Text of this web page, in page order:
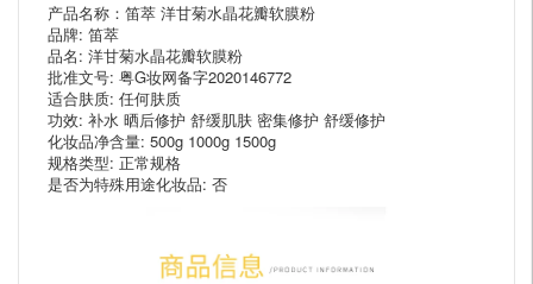
产品名称：笛萃 洋甘菊水晶花瓣软膜粉
品牌: 笛萃
品名: 洋甘菊水晶花瓣软膜粉
批准文号: 粤G妆网备字2020146772
适合肤质: 任何肤质
功效: 补水 晒后修护 舒缓肌肤 密集修护 舒缓修护
化妆品净含量: 500g 1000g 1500g
规格类型: 正常规格
是否为特殊用途化妆品: 否